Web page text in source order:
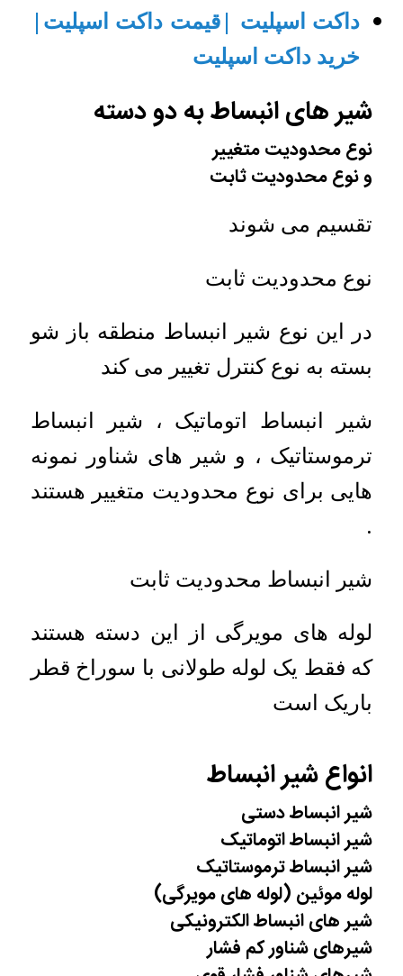
داکت اسپلیت |قیمت داکت اسپلیت|
خرید داکت اسپلیت
شیر های انبساط به دو دسته
نوع محدودیت متغییر
و نوع محدودیت ثابت
تقسیم می شوند
نوع محدودیت ثابت
در این نوع شیر انبساط منطقه باز شو
بسته به نوع کنترل تغییر می کند
شیر انبساط اتوماتیک ، شیر انبساط
ترموستاتیک ، و شیر های شناور نمونه
هایی برای نوع محدودیت متغییر هستند
.
شیر انبساط محدودیت ثابت
لوله های مویرگی از این دسته هستند
که فقط یک لوله طولانی با سوراخ قطر
باریک است
انواع شیر انبساط
شیر انبساط دستی
شیر انبساط اتوماتیک
شیر انبساط ترموستاتیک
لوله موئین (لوله های مویرگی)
شیر های انبساط الکترونیکی
شیرهای شناور کم فشار